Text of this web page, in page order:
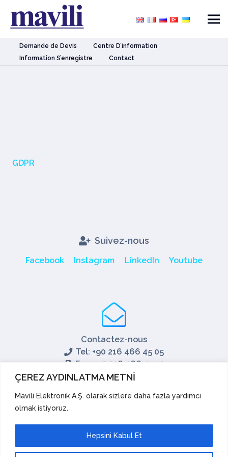
ÇEREZ AYDINLATMA METNİ
Mavili Elektronik A.Ş. olarak sizlere daha fazla yardımcı
olmak istiyoruz.
Hepsini Kabul Et
Demande de Devis
Centre D’information
Information S’enregistre
Contact
GDPR
Suivez-nous
Facebook Instagram LinkedIn Youtube
Contactez-nous
Tel: +90 216 466 45 05
Fax: +90 216 466 45 10
export@mavili.com.tr
Soutien aux ventes
Soutien technique
Académie
Suggestions et réclamations